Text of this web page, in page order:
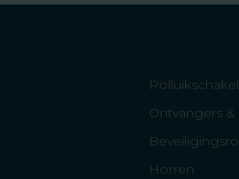
Ontvangers
Horren